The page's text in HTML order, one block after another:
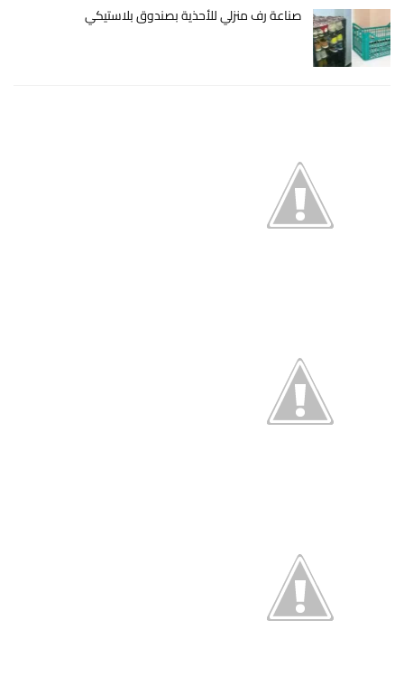
صناعة رف منزلي للأحذية بصندوق بلاستيكي